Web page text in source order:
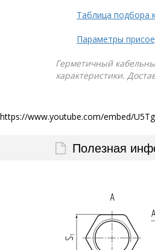
Таблица подбора
Параметры
Герметичный
характеристики.
https://www.youtube.com/embed/
Полезная